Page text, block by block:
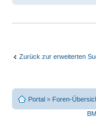
Zurück zur erweiterten
Portal » Foren-